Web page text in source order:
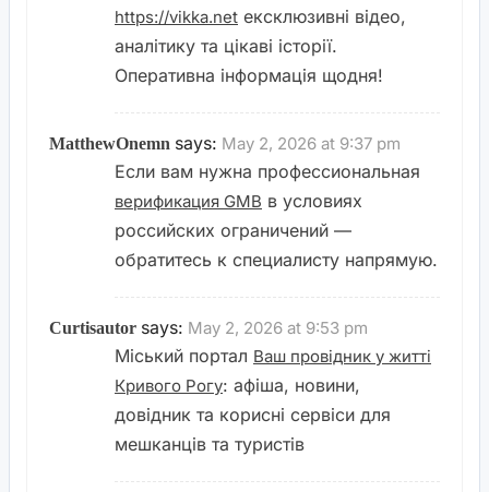
https://vikka.net ексклюзивні відео,
аналітику та цікаві історії.
Оперативна інформація щодня!
MatthewOnemn says: May 2, 2026 at 9:37 pm
Если вам нужна профессиональная
верификация GMB в условиях
российских ограничений —
обратитесь к специалисту напрямую.
Curtisautor says: May 2, 2026 at 9:53 pm
Міський портал Ваш провідник у житті
Кривого Рогу: афіша, новини,
довідник та корисні сервіси для
мешканців та туристів